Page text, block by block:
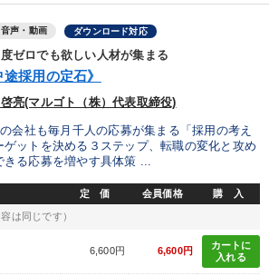
音声・動画 ダウンロード対応
ゼロでも欲しい人材が集まる
途採用の定石》
亮(マルゴト（株）代表取締役)
会社も毎月千人の応募が集まる「採用の考え
ットを決める３ステップ、転職の変化と攻め
る応募を増やす具体策 ...
定 価 会員価格 購 入
は同じです）
6,600円 6,600円
カートに
入れる